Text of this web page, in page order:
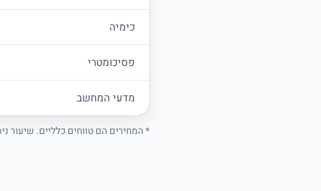
כימיה
פסיכומטרי
מדעי המחשב
* המחירים הם טווחים כלליים. שיעור